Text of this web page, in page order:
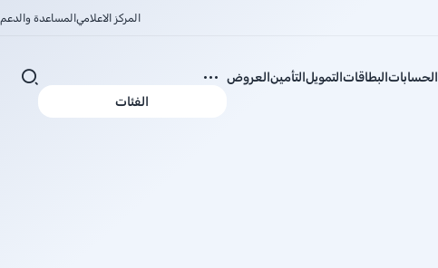
المركز الاعلاميالمساعدة والدعم
الحساباتالبطاقاتالتمويلالتأمينالعروض
الفئات